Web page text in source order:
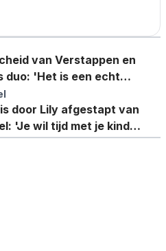
van Verstappen en
duo: 'Het is een echt
door Lily afgestapt van
'Je wil tijd met je kind